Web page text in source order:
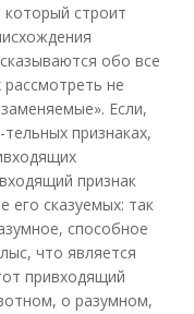
строит
обо все
не
Если,
признаках,
признак
его сказуемых: так
способное
что является
привходящий
о разумном,